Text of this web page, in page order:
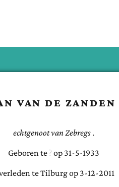
VAN DE ZANDEN
echtgenoot van Zebregs .
Geboren te op 31-5-1933
teTilburgop 3-12-2011